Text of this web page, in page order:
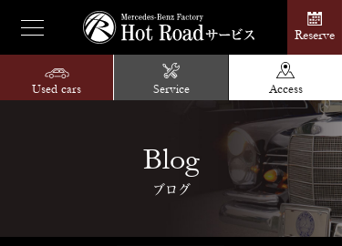
Reserve
Used cars Service Access
Blog
ブログ